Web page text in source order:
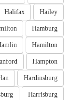
Hailey
Halifax
Hamburg
Hamilton
Hampton
Hardinsburg
Harrisburg